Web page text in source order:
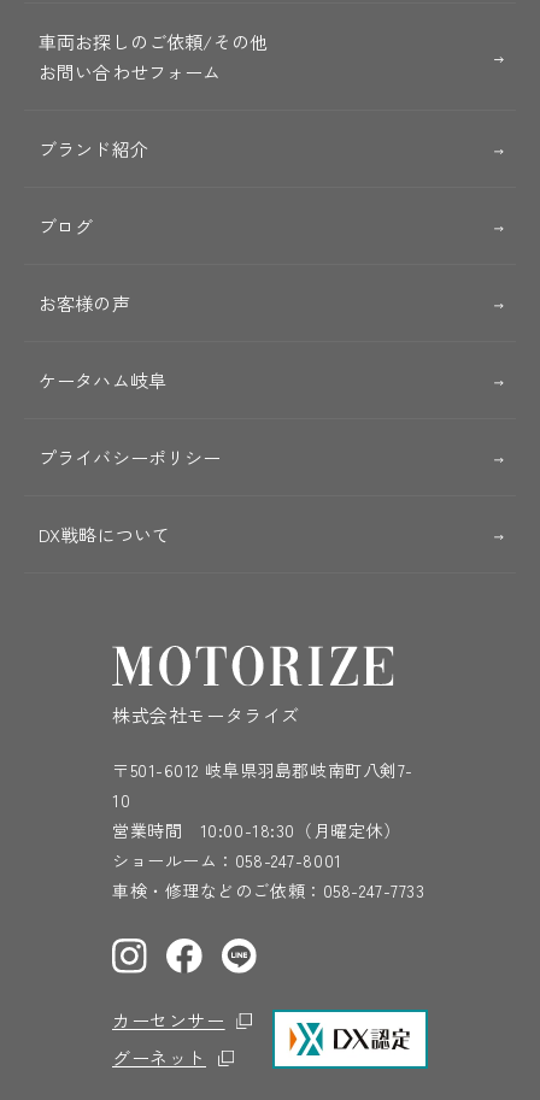
車両お探しのご依頼/その他
お問い合わせフォーム
ブランド紹介
ブログ
お客様の声
ケータハム岐阜
プライバシーポリシー
DX戦略について
株式会社モータライズ
〒501-6012 岐阜県羽島郡岐南町八剣7-
10
営業時間 10:00-18:30（月曜定休）
ショールーム： 058-247-8001
車検・修理などのご依頼： 058-247-7733
カーセンサー
グーネット